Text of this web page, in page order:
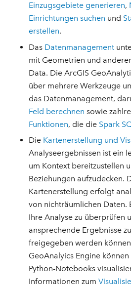
Einzugsgebiete generieren,
Einrichtungen suchen und
erstellen.
Das Datenmanagement
mit Geometrien und
Data. Die ArcGIS
über mehrere Werkzeuge
das Datenmanagement,
Feld berechnen sowie
Funktionen, die die Spark
Die Kartenerstellung und
Analyseergebnissen ist ein
um Kontext bereitzustellen
Beziehungen aufzudecken.
Kartenerstellung erfolgt
von nichträumlichen Daten.
Ihre Analyse zu überprüfen
ansprechende Ergebnisse
freigegeben werden
GeoAnalyics Engine können
Python-Notebooks
Informationen zum